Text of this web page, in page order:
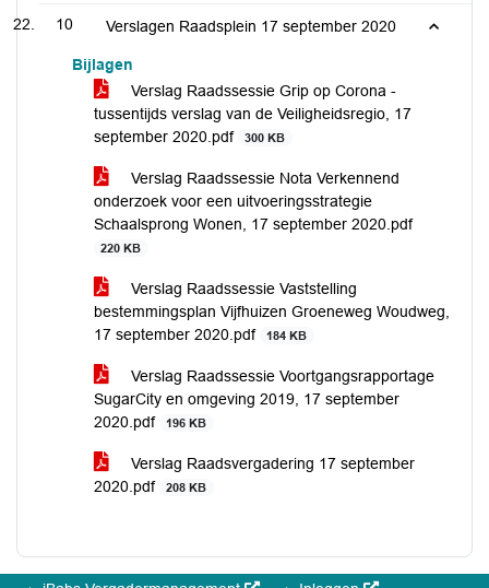
10 Verslagen Raadsplein 17 september 2020
Bijlagen
Verslag Raadssessie Grip op Corona -
tussentijds verslag van de Veiligheidsregio, 17
september 2020.pdf
300 KB
Verslag Raadssessie Nota Verkennend
onderzoek voor een uitvoeringsstrategie
Schaalsprong Wonen, 17 september 2020.pdf
220 KB
Verslag Raadssessie Vaststelling
bestemmingsplan Vijfhuizen Groeneweg Woudweg,
17 september 2020.pdf
184 KB
Verslag Raadssessie Voortgangsrapportage
SugarCity en omgeving 2019, 17 september
2020.pdf
196 KB
Verslag Raadsvergadering 17 september
2020.pdf
208 KB